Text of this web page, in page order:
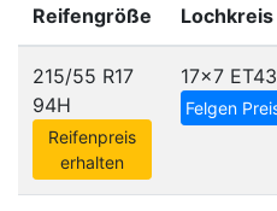
Reifengröße
Lochkreis
215/55 R17
94H
Reifenpreis
erhalten
17x7 ET43
Felgen